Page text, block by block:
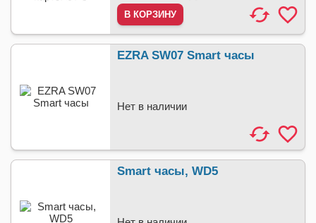
EZRA SW07 Smart часы
Нет в наличии
Smart часы, WD5